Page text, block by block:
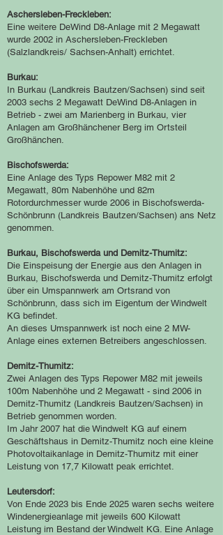
Aschersleben-Freckleben:
Eine weitere DeWind D8-Anlage mit 2 Megawatt
wurde 2002 in Aschersleben-Freckleben
(Salzlandkreis/ Sachsen-Anhalt) errichtet.
Burkau:
In Burkau (Landkreis Bautzen/Sachsen) sind seit
2003 sechs 2 Megawatt DeWind D8-Anlagen in
Betrieb - zwei am Marienberg in Burkau, vier
Anlagen am Großhänchener Berg im Ortsteil
Großhänchen.
Bischofswerda:
Eine Anlage des Typs Repower M82 mit 2
Megawatt, 80m Nabenhöhe und 82m
Rotordurchmesser wurde 2006 in Bischofswerda-
Schönbrunn (Landkreis Bautzen/Sachsen) ans Netz
genommen.
Burkau, Bischofswerda und Demitz-Thumitz:
Die Einspeisung der Energie aus den Anlagen in
Burkau, Bischofswerda und Demitz-Thumitz erfolgt
über ein Umspannwerk am Ortsrand von
Schönbrunn, dass sich im Eigentum der Windwelt
KG befindet.
An dieses Umspannwerk ist noch eine 2 MW-
Anlage eines externen Betreibers angeschlossen.
Demitz-Thumitz:
Zwei Anlagen des Typs Repower M82 mit jeweils
100m Nabenhöhe und 2 Megawatt - sind 2006 in
Demitz-Thumitz (Landkreis Bautzen/Sachsen) in
Betrieb genommen worden.
Im Jahr 2007 hat die Windwelt KG auf einem
Geschäftshaus in Demitz-Thumitz noch eine kleine
Photovoltaikanlage in Demitz-Thumitz mit einer
Leistung von 17,7 Kilowatt peak errichtet.
Leutersdorf:
Von Ende 2023 bis Ende 2025 waren sechs weitere
Windenergieanlage mit jeweils 600 Kilowatt
Leistung im Bestand der Windwelt KG. Eine Anlage